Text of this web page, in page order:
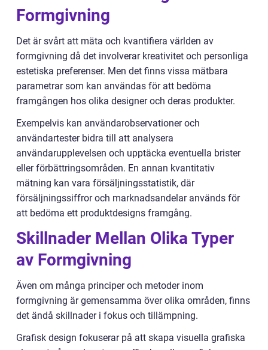
Formgivning
Det är svårt att mäta och kvantifiera världen av
formgivning då det involverar kreativitet och personliga
estetiska preferenser. Men det finns vissa mätbara
parametrar som kan användas för att bedöma
framgången hos olika designer och deras produkter.
Exempelvis kan användarobservationer och
användartester bidra till att analysera
användarupplevelsen och upptäcka eventuella brister
eller förbättringsområden. En annan kvantitativ
mätning kan vara försäljningsstatistik, där
försäljningssiffror och marknadsandelar används för
att bedöma ett produktdesigns framgång.
Skillnader Mellan Olika Typer
av Formgivning
Även om många principer och metoder inom
formgivning är gemensamma över olika områden, finns
det ändå skillnader i fokus och tillämpning.
Grafisk design fokuserar på att skapa visuella grafiska